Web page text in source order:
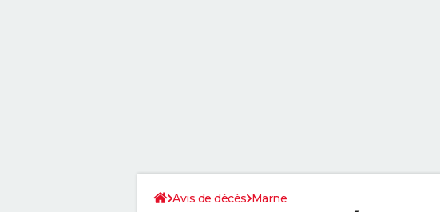
Avis de décès Marne